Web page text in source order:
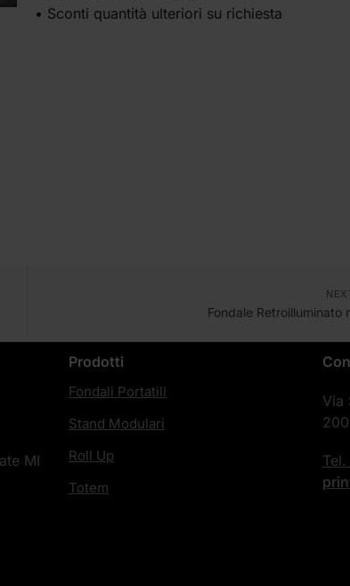
• Sconti quantità ulteriori su richiesta
Fondale Retroilluminato
MI
Prodotti
Fondali Portatili
Stand Modulari
Roll Up
Totem
Via
Tel.